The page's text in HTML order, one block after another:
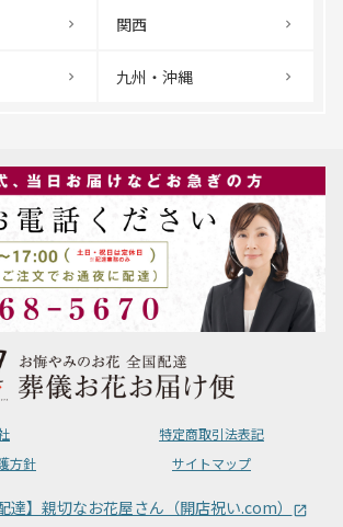
関西
九州・沖縄
特定商取引法表記
方針
サイトマップ
達】親切なお花屋さん（開店祝い.com） launch